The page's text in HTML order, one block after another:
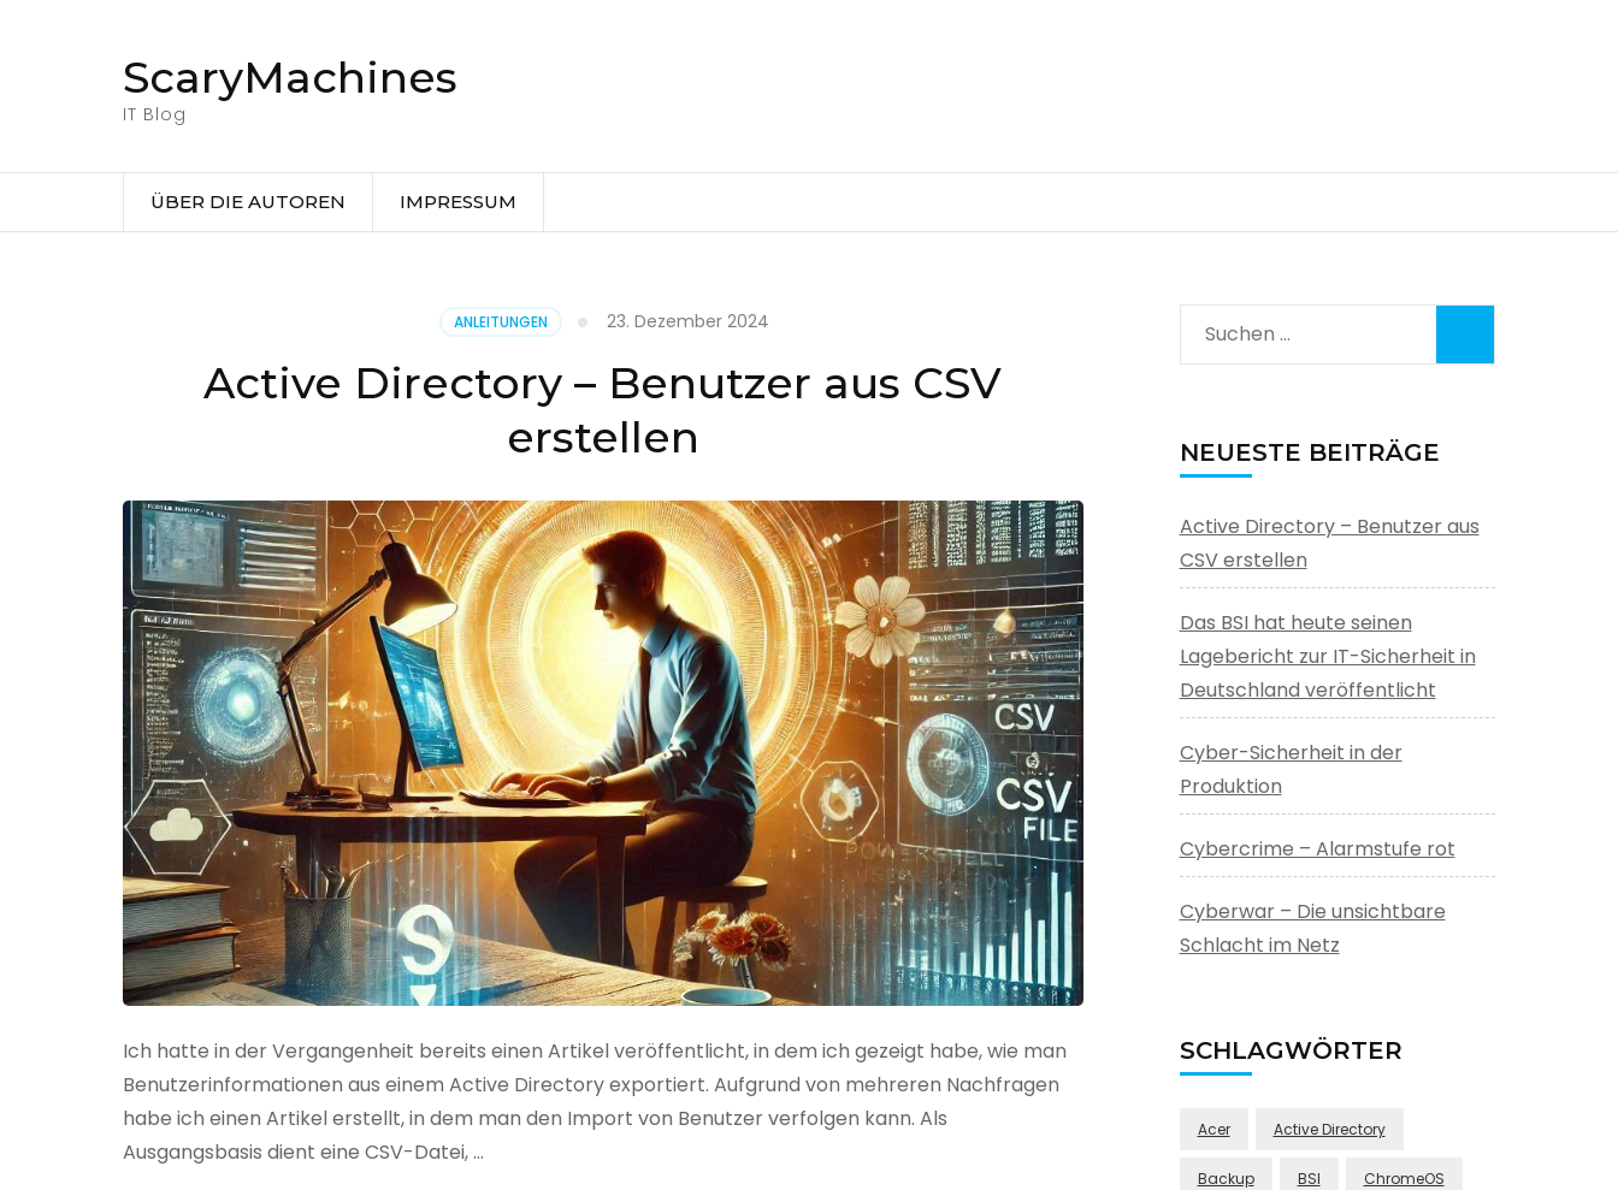
(Eingabetaste
ScaryMachines
IT Blog
ÜBER DIE AUTOREN IMPRESSUM
ANLEITUNGEN 23. Dezember 2024
Active Directory – Benutzer aus CSV
erstellen
Ich hatte in der Vergangenheit bereits einen Artikel veröffentlicht, in dem ich gezeigt habe, wie man
Benutzerinformationen aus einem Active Directory exportiert. Aufgrund von mehreren Nachfragen
habe ich einen Artikel erstellt, in dem man den Import von Benutzer verfolgen kann. Als
Ausgangsbasis dient eine CSV-Datei, …
Suchen
nach:
NEUESTE BEITRÄGE
Active Directory – Benutzer aus
CSV erstellen
Das BSI hat heute seinen
Lagebericht zur IT-Sicherheit in
Deutschland veröffentlicht
Cyber-Sicherheit in der
Produktion
Cybercrime – Alarmstufe rot
Cyberwar – Die unsichtbare
Schlacht im Netz
SCHLAGWÖRTER
Acer Active Directory
Backup BSI ChromeOS